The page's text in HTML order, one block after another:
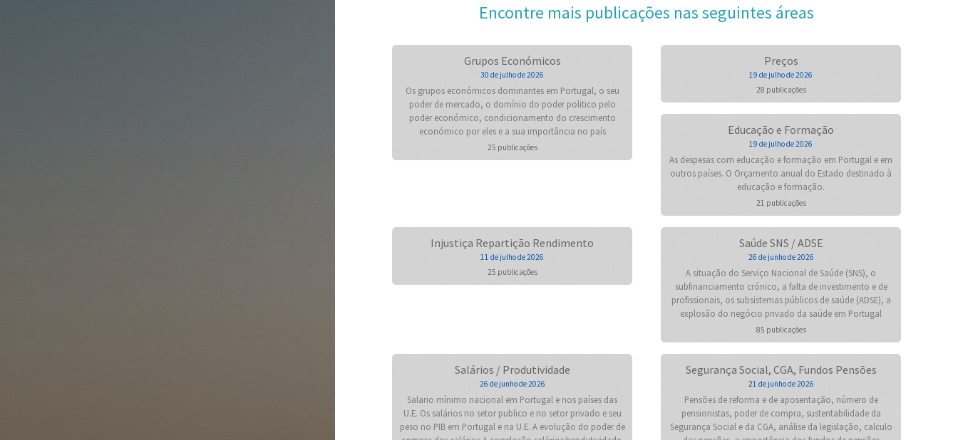
Encontre mais publicações nas seguintes áreas
Grupos Económicos
30 de julho de 2026
Os grupos económicos dominantes em Portugal, o seu
poder de mercado, o domínio do poder politico pelo
poder económico, condicionamento do crescimento
económico por eles e a sua importância no país
25 publicações
Preços
19 de julho de 2026
28 publicações
Educação e Formação
19 de julho de 2026
As despesas com educação e formação em Portugal e em
outros países. O Orçamento anual do Estado destinado à
educação e formação.
21 publicações
Injustiça Repartição Rendimento
11 de julho de 2026
25 publicações
Saúde SNS / ADSE
26 de junho de 2026
A situação do Serviço Nacional de Saúde (SNS), o
subfinanciamento crónico, a falta de investimento e de
profissionais, os subsistemas públicos de saúde (ADSE), a
explosão do negócio privado da saúde em Portugal
85 publicações
Salários / Produtividade
26 de junho de 2026
Salario mínimo nacional em Portugal e nos países das
U.E. Os salários no setor publico e no setor privado e seu
peso no PIB em Portugal e na U.E. A evolução do poder de
Segurança Social, CGA, Fundos Pensões
21 de junho de 2026
Pensões de reforma e de aposentação, número de
pensionistas, poder de compra, sustentabilidade da
Segurança Social e da CGA, análise da legislação, calculo